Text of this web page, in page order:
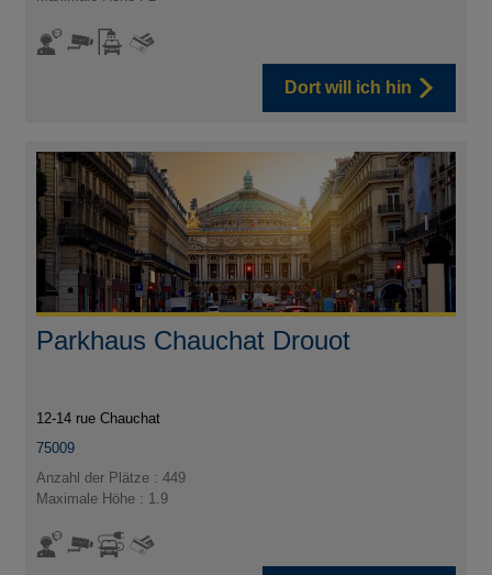
Dort will ich hin
Parkhaus Chauchat Drouot
12-14 rue Chauchat
75009
Anzahl der Plätze : 449
Maximale Höhe : 1.9